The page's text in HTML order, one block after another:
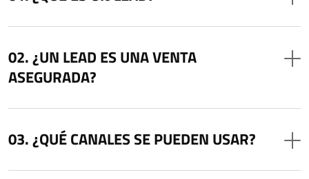
¿UN LEAD ES UNA VENTA
ASEGURADA?
¿QUÉ CANALES SE PUEDEN USAR?